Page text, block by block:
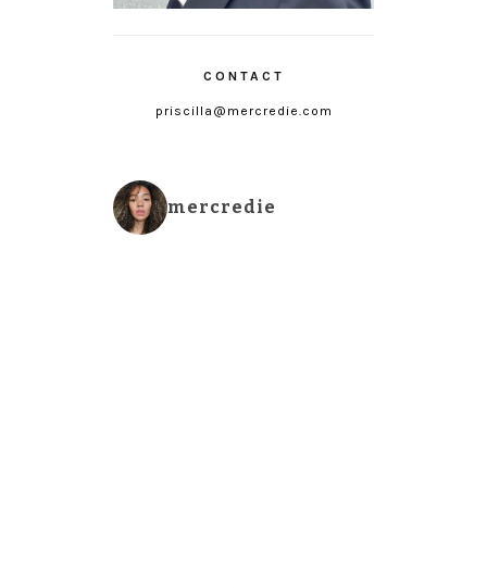
CONTACT
priscilla@mercredie.com
mercredie